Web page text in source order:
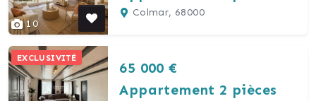
10
Colmar, 68000
EXCLUSIVITÉ
65 000 €
Appartement 2 pièces